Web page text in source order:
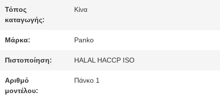
ΕΡΓΟΣΤΆΣΙΟ
ΈΛΕΓΧΟΣ
Τόπος
καταγωγής:
Κίνα
Μάρκα: Panko
Πιστοποίηση: HALAL HACCP ISO
Αριθμό
μοντέλου:
Πάνκο 1